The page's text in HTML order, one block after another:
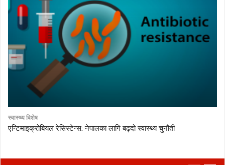
स्वास्थ्य विशेष
एन्टिमाइक्रोबियल रेसिस्टेन्स: नेपालका लागि बढ्दो स्वास्थ्य चुनौती